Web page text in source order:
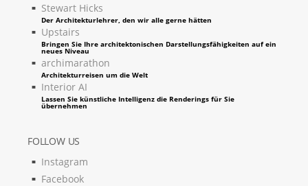
Stewart Hicks
Der Architekturlehrer, den wir alle gerne hätten
Upstairs
Bringen Sie Ihre architektonischen Darstellungsfähigkeiten auf ein
neues Niveau
archimarathon
Architekturreisen um die Welt
Interior AI
Lassen Sie künstliche Intelligenz die Renderings für Sie
übernehmen
FOLLOW US
Instagram
Facebook